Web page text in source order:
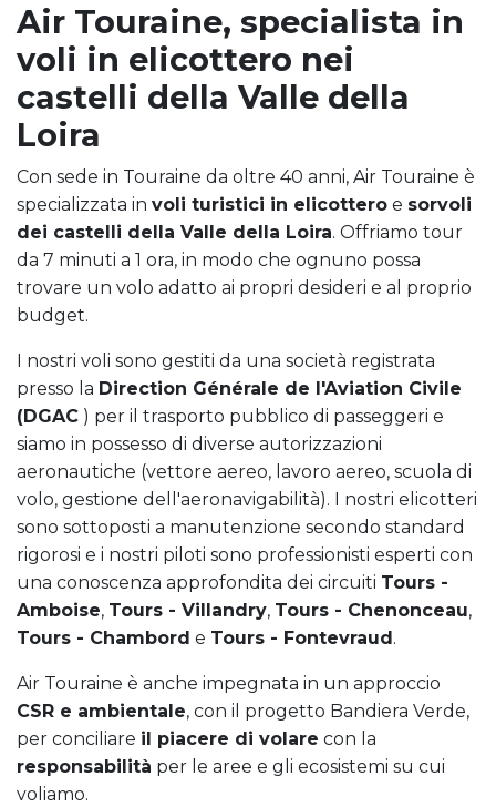
Air Touraine, specialista in
voli in elicottero nei
castelli della Valle della
Loira
Con sede in Touraine da oltre 40 anni, Air Touraine è
specializzata in voli turistici in elicottero e sorvoli
dei castelli della Valle della Loira. Offriamo tour
da 7 minuti a 1 ora, in modo che ognuno possa
trovare un volo adatto ai propri desideri e al proprio
budget.
I nostri voli sono gestiti da una società registrata
presso la Direction Générale de l'Aviation Civile
(DGAC ) per il trasporto pubblico di passeggeri e
siamo in possesso di diverse autorizzazioni
aeronautiche (vettore aereo, lavoro aereo, scuola di
volo, gestione dell'aeronavigabilità). I nostri elicotteri
sono sottoposti a manutenzione secondo standard
rigorosi e i nostri piloti sono professionisti esperti con
una conoscenza approfondita dei circuiti Tours -
Amboise, Tours - Villandry, Tours - Chenonceau,
Tours - Chambord e Tours - Fontevraud.
Air Touraine è anche impegnata in un approccio
CSR e ambientale, con il progetto Bandiera Verde,
per conciliare il piacere di volare con la
responsabilità per le aree e gli ecosistemi su cui
voliamo.